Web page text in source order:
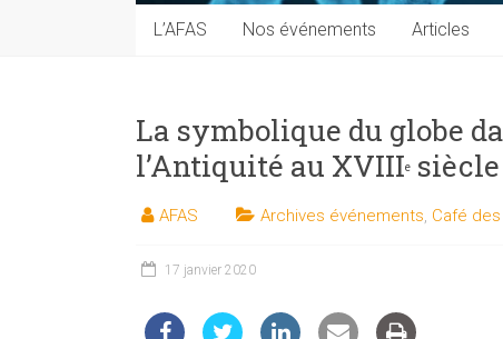
du
public
L’AFAS Nos événements Articles
La symbolique du globe
l’Antiquité au XVIIIe siècle
AFAS Archives événements, Café
17 janvier 2020